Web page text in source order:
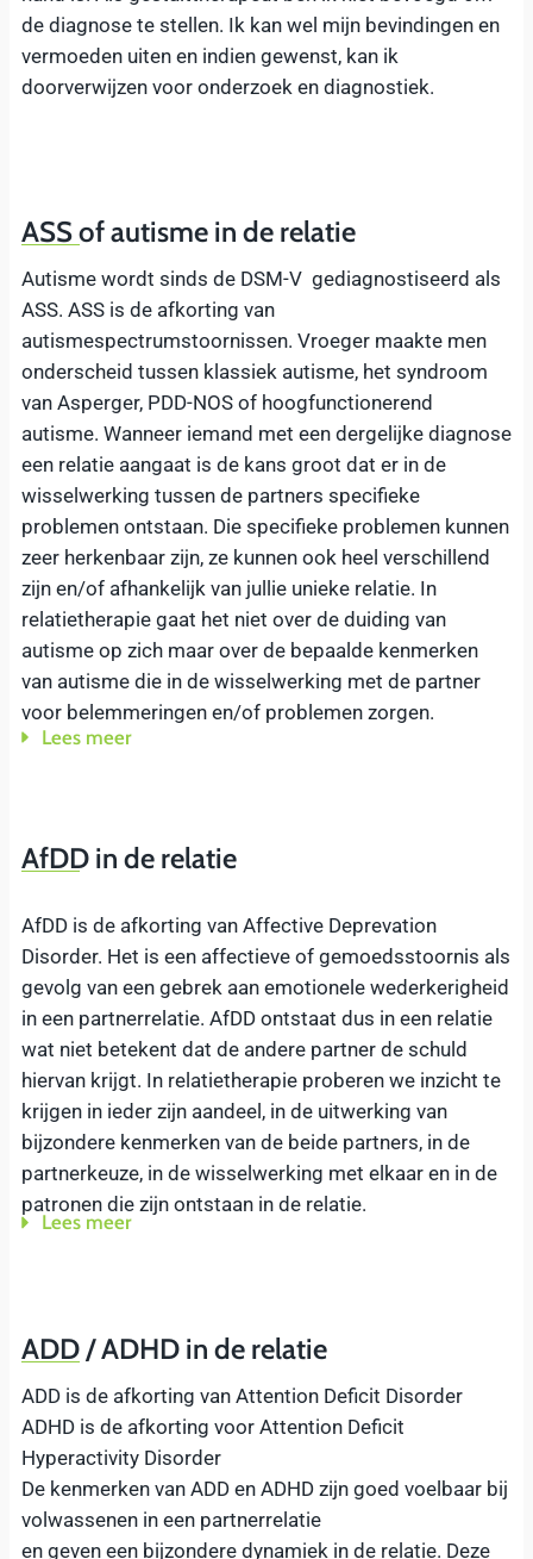
de diagnose te stellen. Ik kan wel mijn bevindingen en
vermoeden uiten en indien gewenst, kan ik
doorverwijzen voor onderzoek en diagnostiek.
ASS of autisme in de relatie
Autisme wordt sinds de DSM-V gediagnostiseerd als
ASS. ASS is de afkorting van
autismespectrumstoornissen. Vroeger maakte men
onderscheid tussen klassiek autisme, het syndroom
van Asperger, PDD-NOS of hoogfunctionerend
autisme. Wanneer iemand met een dergelijke diagnose
een relatie aangaat is de kans groot dat er in de
wisselwerking tussen de partners specifieke
problemen ontstaan. Die specifieke problemen kunnen
zeer herkenbaar zijn, ze kunnen ook heel verschillend
zijn en/of afhankelijk van jullie unieke relatie. In
relatietherapie gaat het niet over de duiding van
autisme op zich maar over de bepaalde kenmerken
van autisme die in de wisselwerking met de partner
voor belemmeringen en/of problemen zorgen.
Lees meer
AfDD in de relatie
AfDD is de afkorting van Affective Deprevation
Disorder. Het is een affectieve of gemoedsstoornis als
gevolg van een gebrek aan emotionele wederkerigheid
in een partnerrelatie. AfDD ontstaat dus in een relatie
wat niet betekent dat de andere partner de schuld
hiervan krijgt. In relatietherapie proberen we inzicht te
krijgen in ieder zijn aandeel, in de uitwerking van
bijzondere kenmerken van de beide partners, in de
partnerkeuze, in de wisselwerking met elkaar en in de
patronen die zijn ontstaan in de relatie.
Lees meer
ADD / ADHD in de relatie
ADD is de afkorting van Attention Deficit Disorder
ADHD is de afkorting voor Attention Deficit
Hyperactivity Disorder
De kenmerken van ADD en ADHD zijn goed voelbaar bij
volwassenen in een partnerrelatie
en geven een bijzondere dynamiek in de relatie. Deze